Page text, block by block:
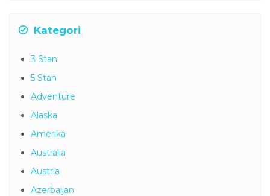
Kategori
3 Stan
5 Stan
Adventure
Alaska
Amerika
Australia
Austria
Azerbaijan